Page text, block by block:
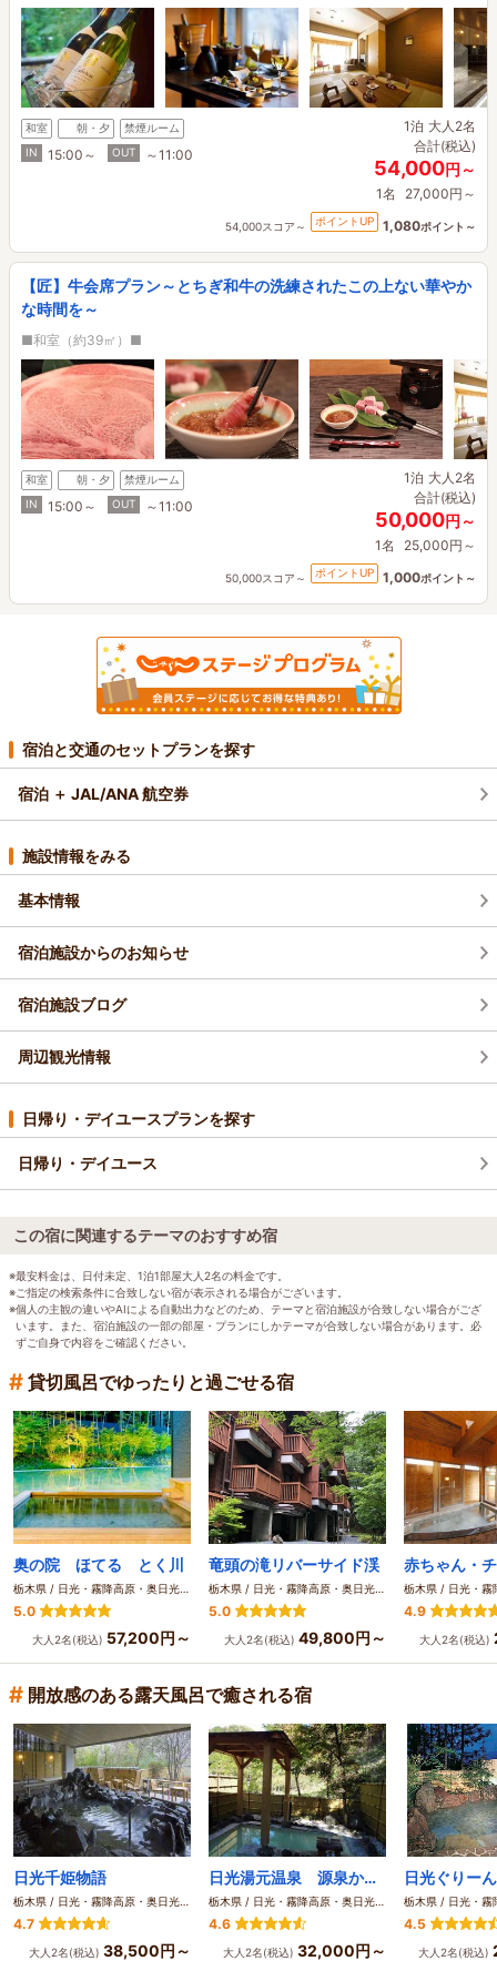
和室 朝・夕
禁煙ルーム
IN
15:00～ OUT ～11:00
1泊 大人2名
合計(税込)
54,000円～
1名 27,000円～
54,000スコア～ ポイントUP 1,080ポイント～
【匠】牛会席プラン～とちぎ和牛の洗練されたこの上ない華やか
な時間を～
■和室（約39㎡）■
和室 朝・夕
禁煙ルーム
IN
15:00～ OUT ～11:00
1泊 大人2名
合計(税込)
50,000円～
1名 25,000円～
50,000スコア～ ポイントUP 1,000ポイント～
宿泊と交通のセットプランを探す
宿泊 ＋ JAL/ANA 航空券
施設情報をみる
基本情報
宿泊施設からのお知らせ
宿泊施設ブログ
周辺観光情報
日帰り・デイユースプランを探す
日帰り・デイユース
この宿に関連するテーマのおすすめ宿
※最安料金は、日付未定、1泊1部屋大人2名の料金です。
※ご指定の検索条件に合致しない宿が表示される場合がございます。
※個人の主観の違いやAIによる自動出力などのため、テーマと宿泊施設が合致しない場合がござ
います。また、宿泊施設の一部の部屋・プランにしかテーマが合致しない場合があります。必
ずご自身で内容をご確認ください。
# 貸切風呂でゆったりと過ごせる宿
奥の院 ほてる とく川
栃木県 / 日光・霧降高原・奥日光・中禅寺湖・今市
5.0
大人2名(税込) 57,200円～
竜頭の滝リバーサイド渓
栃木県 / 日光・霧降高原・奥日光・中禅寺湖・今市
5.0
大人2名(税込) 49,800円～
4.9
大人2名(税込)
# 開放感のある露天風呂で癒される宿
日光千姫物語
栃木県 / 日光・霧降高原・奥日光・中禅寺湖・今市
4.7
大人2名(税込) 38,500円～
日光湯元温泉 源泉かけ流し旅館 湯元板屋
栃木県 / 日光・霧降高原・奥日光・中禅寺湖・今市
4.6
大人2名(税込) 32,000円～
4.5
大人2名(税込)